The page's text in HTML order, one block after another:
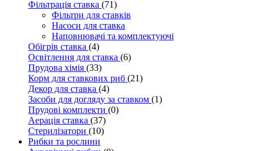
Фільтрація ставка (71)
Фільтри для ставків
Насоси для ставка
Наповнювачі та комплектуючі
Обігрів ставка (4)
Освітлення для ставка (6)
Прудова хімія (33)
Корм для ставкових риб (21)
Декор для ставка (4)
Засоби для догляду за ставком (1)
Прудові комплекти (0)
Аерація ставка (37)
Стерилізатори (10)
Рибки та рослини